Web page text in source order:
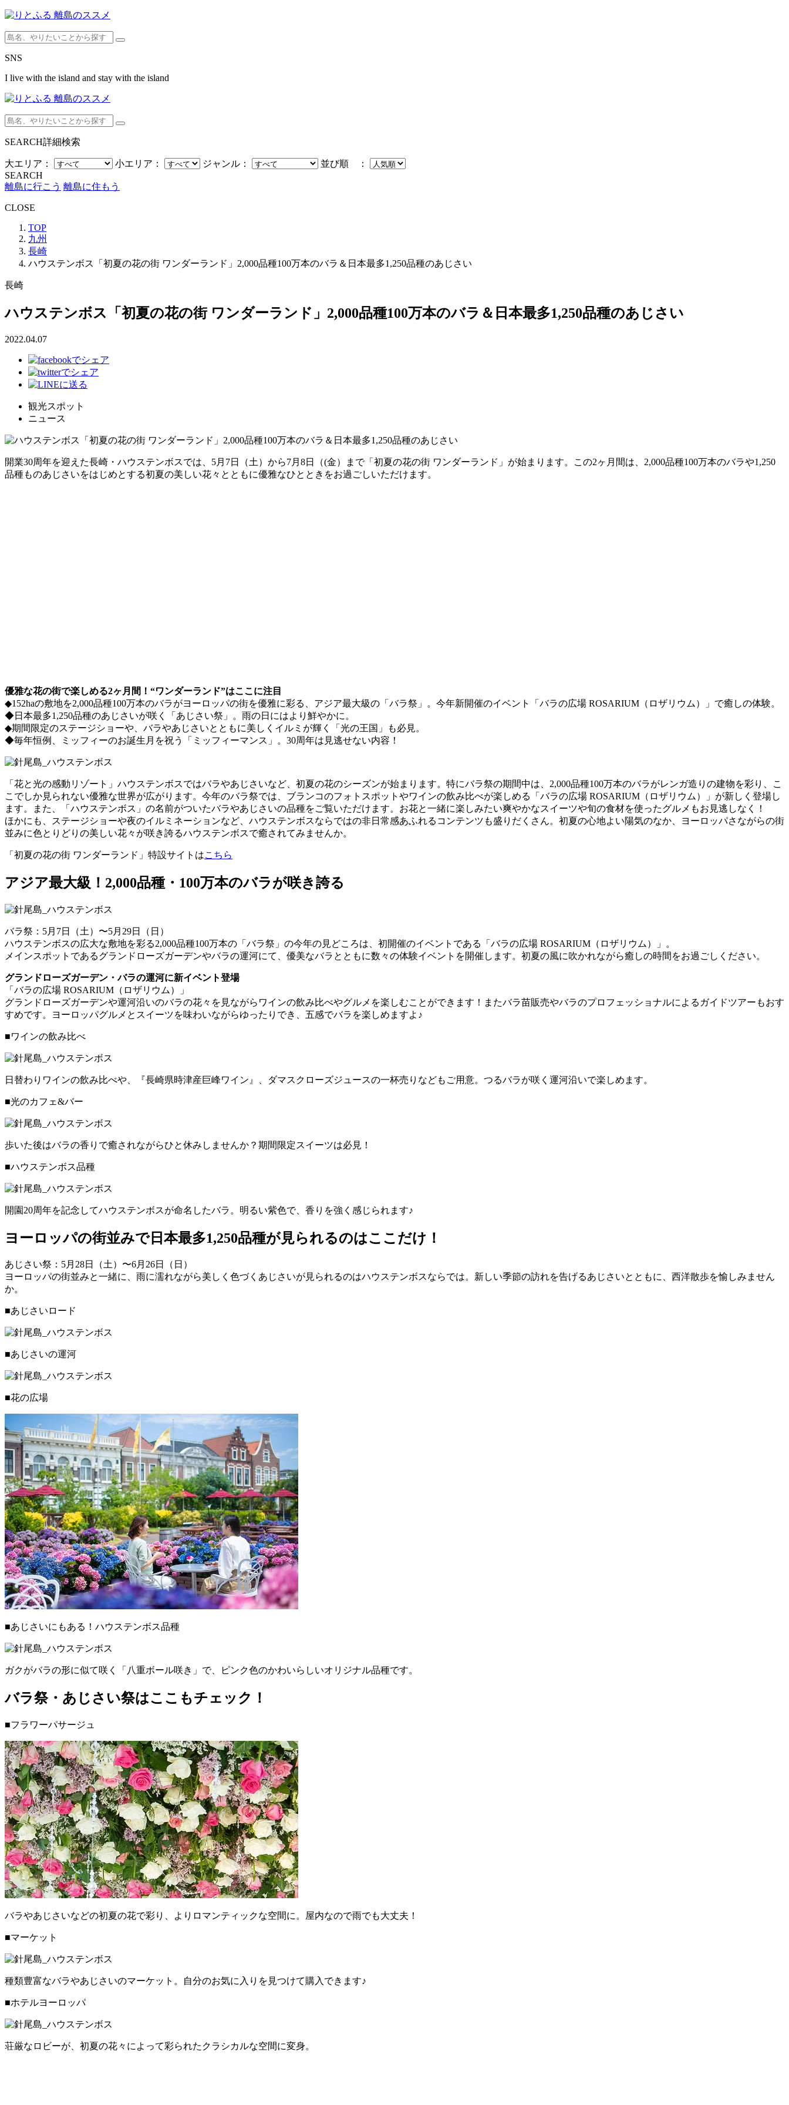
SNS
I live with the island and stay with the island
SEARCH詳細検索
大エリア： 小エリア： ジャンル：
並び順 ：
SEARCH
離島に行こう 離島に住もう
CLOSE
TOP
九州
長崎
ハウステンボス「初夏の花の街 ワンダーランド」2,000品種100万本のバラ＆日本最多1,250品種のあじさい
長崎
ハウステンボス「初夏の花の街 ワンダーランド」2,000品種100万本のバラ＆日本最多1,250品種のあじさい
2022.04.07
観光スポット
ニュース
開業30周年を迎えた長崎・ハウステンボスでは、5月7日（土）から7月8日（(金）まで「初夏の花の街 ワンダーランド」が始まります。この2ヶ月間は、2,000品種100万本のバラや1,250
品種ものあじさいをはじめとする初夏の美しい花々とともに優雅なひとときをお過ごしいただけます。
優雅な花の街で楽しめる2ヶ月間！“ワンダーランド”はここに注目
◆152haの敷地を2,000品種100万本のバラがヨーロッパの街を優雅に彩る、アジア最大級の「バラ祭」。今年新開催のイベント「バラの広場 ROSARIUM（ロザリウム）」で癒しの体験。
◆日本最多1,250品種のあじさいが咲く「あじさい祭」。雨の日にはより鮮やかに。
◆期間限定のステージショーや、バラやあじさいとともに美しくイルミが輝く「光の王国」も必見。
◆毎年恒例、ミッフィーのお誕生月を祝う「ミッフィーマンス」。30周年は見逃せない内容！
「花と光の感動リゾート」ハウステンボスではバラやあじさいなど、初夏の花のシーズンが始まります。特にバラ祭の期間中は、2,000品種100万本のバラがレンガ造りの建物を彩り、こ
こでしか見られない優雅な世界が広がります。今年のバラ祭では、ブランコのフォトスポットやワインの飲み比べが楽しめる「バラの広場 ROSARIUM（ロザリウム）」が新しく登場し
ます。また、「ハウステンボス」の名前がついたバラやあじさいの品種をご覧いただけます。お花と一緒に楽しみたい爽やかなスイーツや旬の食材を使ったグルメもお見逃しなく！
ほかにも、ステージショーや夜のイルミネーションなど、ハウステンボスならではの非日常感あふれるコンテンツも盛りだくさん。初夏の心地よい陽気のなか、ヨーロッパさながらの街
並みに色とりどりの美しい花々が咲き誇るハウステンボスで癒されてみませんか。
「初夏の花の街 ワンダーランド」特設サイトはこちら
アジア最大級！2,000品種・100万本のバラが咲き誇る
バラ祭：5月7日（土）〜5月29日（日）
ハウステンボスの広大な敷地を彩る2,000品種100万本の「バラ祭」の今年の見どころは、初開催のイベントである「バラの広場 ROSARIUM（ロザリウム）」。
メインスポットであるグランドローズガーデンやバラの運河にて、優美なバラとともに数々の体験イベントを開催します。初夏の風に吹かれながら癒しの時間をお過ごしください。
グランドローズガーデン・バラの運河に新イベント登場
「バラの広場 ROSARIUM（ロザリウム）」
グランドローズガーデンや運河沿いのバラの花々を見ながらワインの飲み比べやグルメを楽しむことができます！またバラ苗販売やバラのプロフェッショナルによるガイドツアーもおす
すめです。ヨーロッパグルメとスイーツを味わいながらゆったりでき、五感でバラを楽しめますよ♪
■ワインの飲み比べ
日替わりワインの飲み比べや、『長崎県時津産巨峰ワイン』、ダマスクローズジュースの一杯売りなどもご用意。つるバラが咲く運河沿いで楽しめます。
■光のカフェ&バー
歩いた後はバラの香りで癒されながらひと休みしませんか？期間限定スイーツは必見！
■ハウステンボス品種
開園20周年を記念してハウステンボスが命名したバラ。明るい紫色で、香りを強く感じられます♪
ヨーロッパの街並みで日本最多1,250品種が見られるのはここだけ！
あじさい祭：5月28日（土）〜6月26日（日）
ヨーロッパの街並みと一緒に、雨に濡れながら美しく色づくあじさいが見られるのはハウステンボスならでは。新しい季節の訪れを告げるあじさいとともに、西洋散歩を愉しみません
か。
■あじさいロード
■あじさいの運河
■花の広場
■あじさいにもある！ハウステンボス品種
ガクがバラの形に似て咲く「八重ボール咲き」で、ピンク色のかわいらしいオリジナル品種です。
バラ祭・あじさい祭はここもチェック！
■フラワーパサージュ
バラやあじさいなどの初夏の花で彩り、よりロマンティックな空間に。屋内なので雨でも大丈夫！
■マーケット
種類豊富なバラやあじさいのマーケット。自分のお気に入りを見つけて購入できます♪
■ホテルヨーロッパ
荘厳なロビーが、初夏の花々によって彩られたクラシカルな空間に変身。